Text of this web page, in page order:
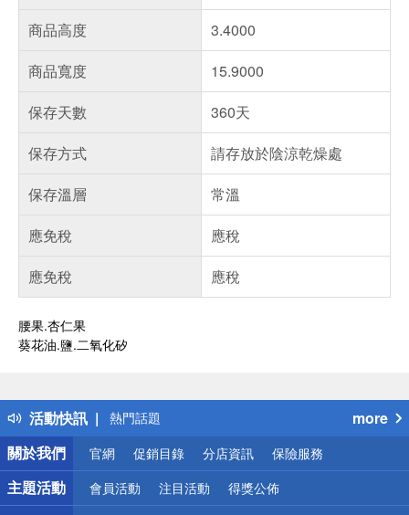
商品高度
3.4000
商品寬度
15.9000
保存天數
360天
保存方式
請存放於陰涼乾燥處
保存溫層
常溫
應免稅
應稅
應免稅
應稅
腰果.杏仁果
葵花油.鹽.二氧化矽
活動快訊
得獎公告
熱門話題
銀行優惠
偏遠地區配送
詐騙網頁！請小心！
more
關於我們
官網 促銷目錄 分店資訊 保險服務
主題活動 會員活動 注目活動 得獎公佈